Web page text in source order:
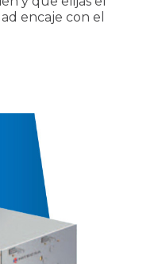
encaje con el